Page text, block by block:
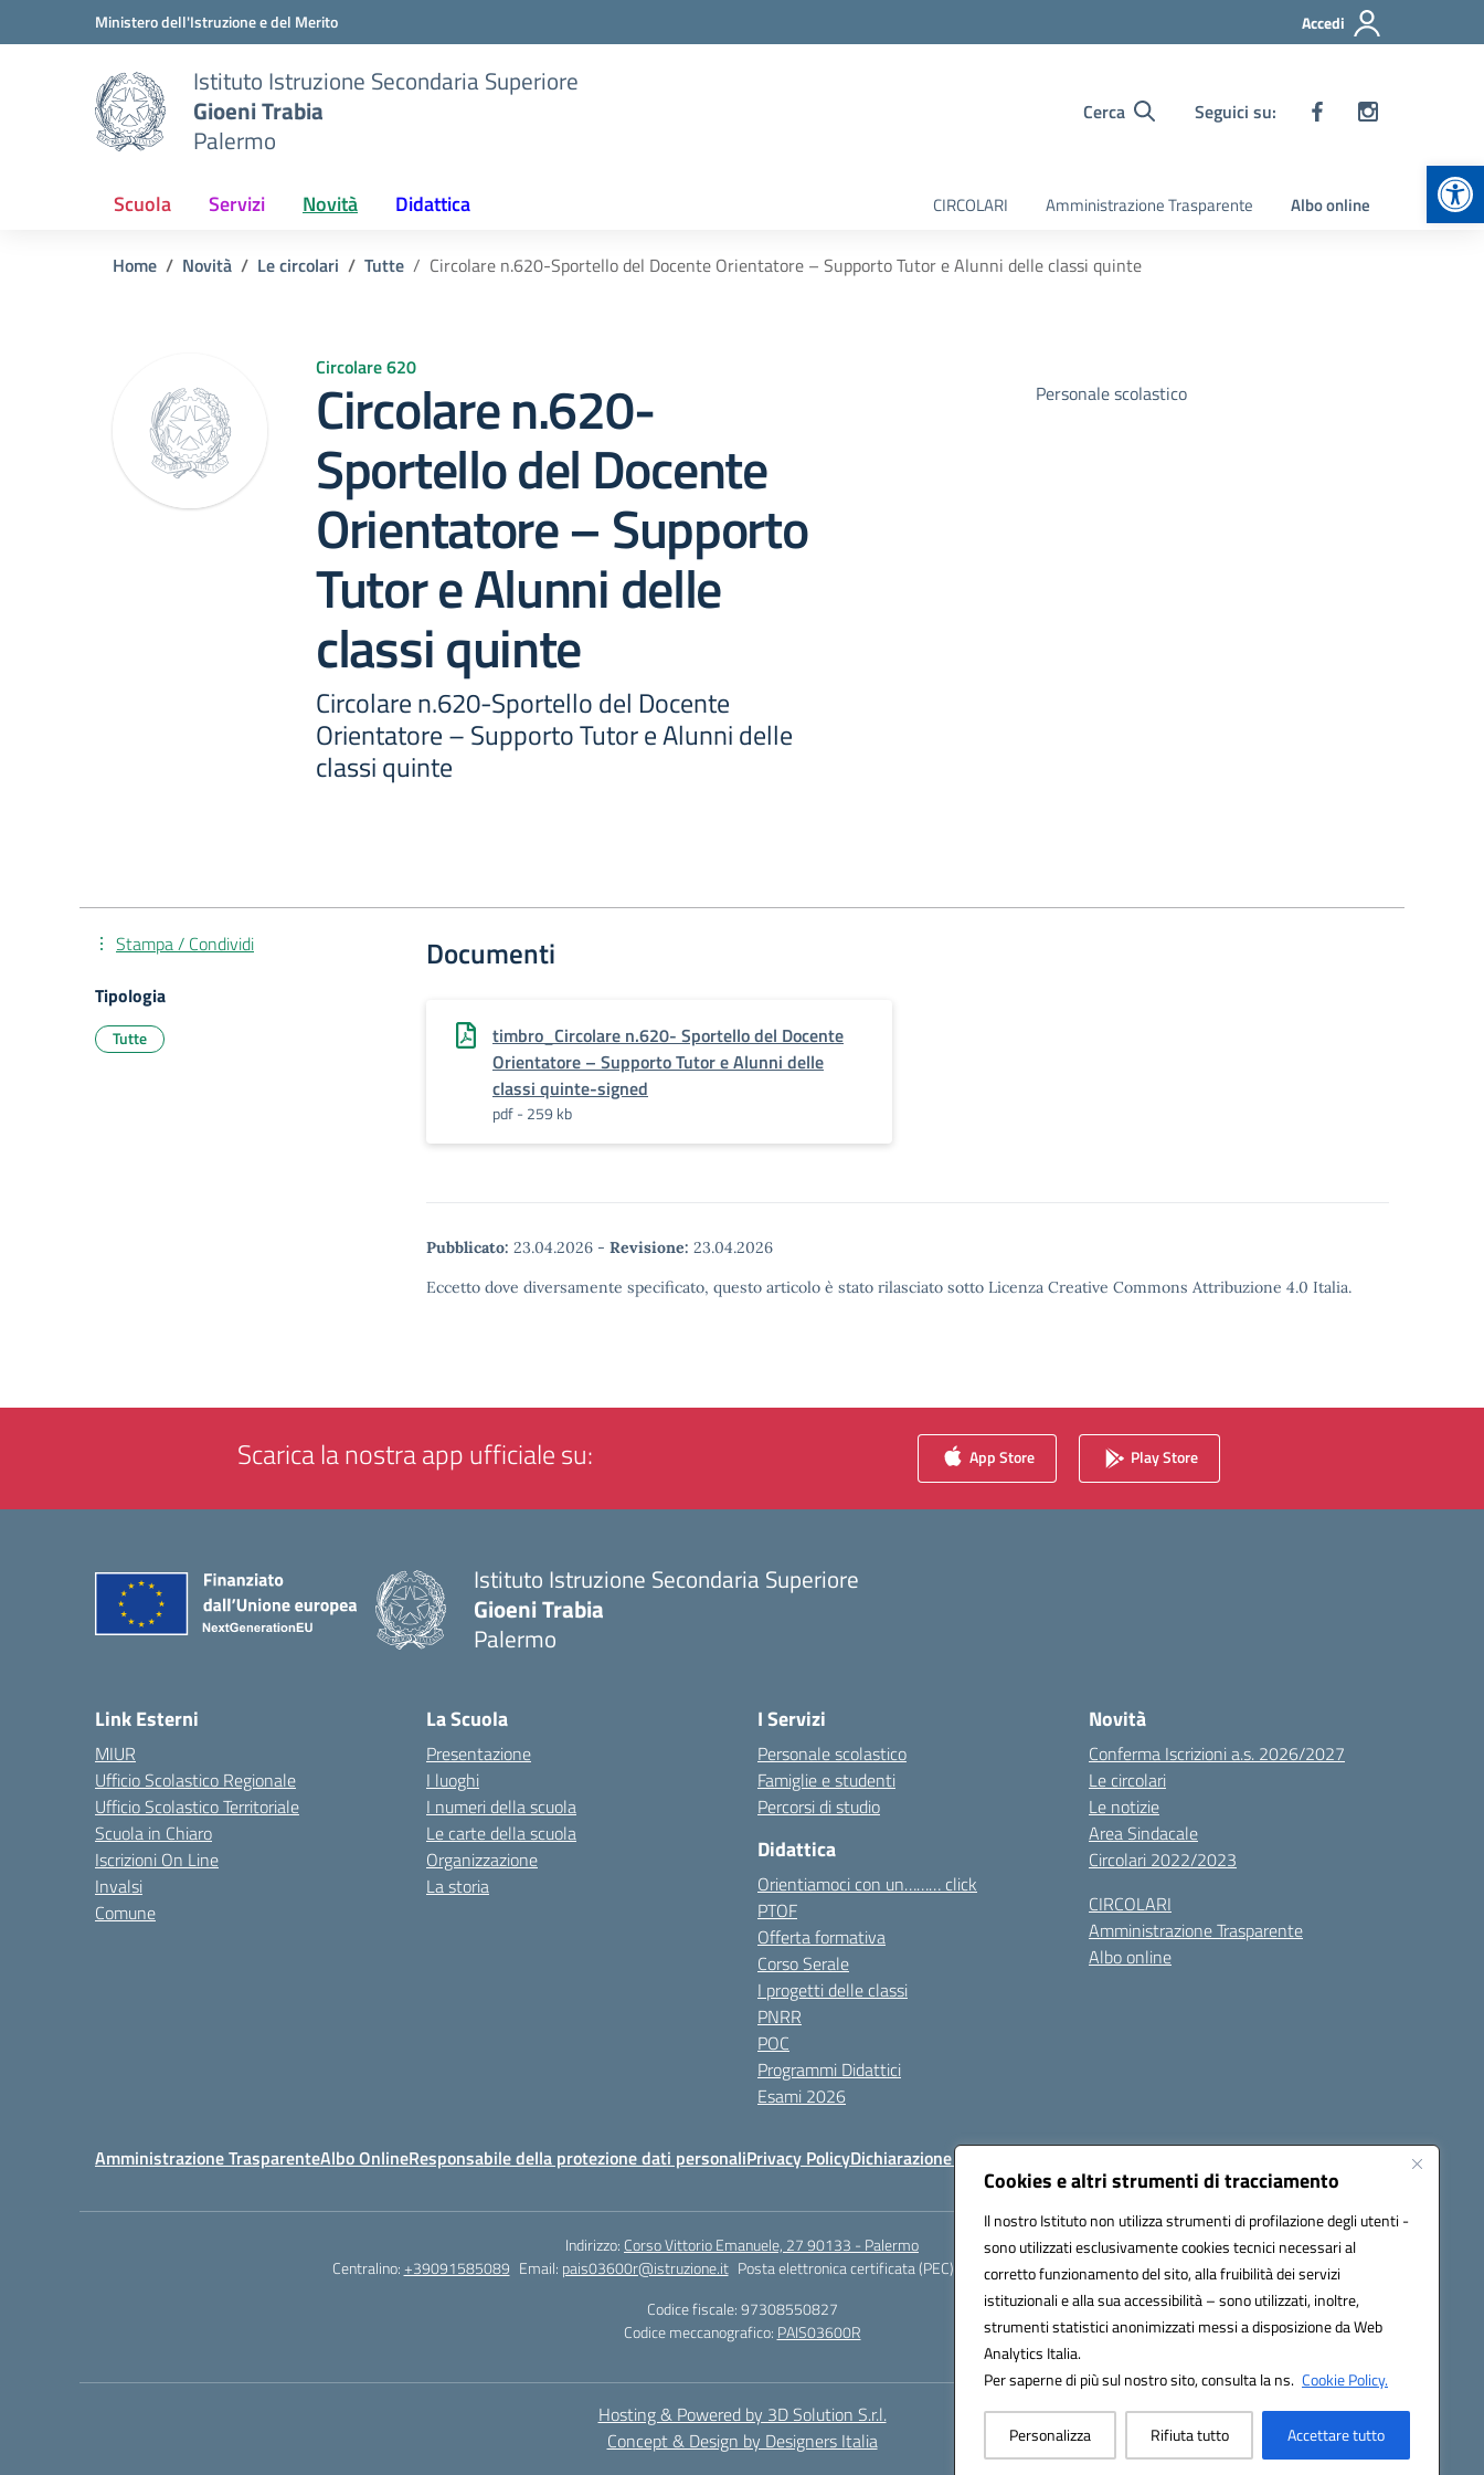
Cookies e altri strumenti di tracciamento
Il nostro Istituto non utilizza strumenti di profilazione degli utenti -
sono utilizzati esclusivamente cookies tecnici necessari al
corretto funzionamento del sito, alla fruibilità dei servizi
istituzionali e alla sua accessibilità – sono utilizzati, inoltre,
strumenti statistici anonimizzati messi a disposizione da Web
Analytics Italia.
Per saperne di più sul nostro sito, consulta la ns. Cookie Policy.
Personalizza Rifiuta tutto Accettare tutto
Vai ai contenuti
Vai al menu di navigazioneMinistero dell'Istruzione e del Merito Accedi
Istituto Istruzione Secondaria Superiore
Gioeni Trabia
Palermo
Cerca Seguici su:
Scuola Servizi Novità Didattica CIRCOLARI Amministrazione Trasparente Albo online
Home Novità Le circolari Tutte Circolare n.620-Sportello del Docente Orientatore – Supporto Tutor e Alunni delle classi quinte
Circolare 620
Circolare n.620-
Sportello del Docente
Orientatore – Supporto
Tutor e Alunni delle
classi quinte
Circolare n.620-Sportello del Docente
Orientatore – Supporto Tutor e Alunni delle
classi quinte
Personale scolastico
Documenti
timbro_Circolare n.620- Sportello del Docente
Orientatore – Supporto Tutor e Alunni delle
classi quinte-signed
pdf - 259 kb
Pubblicato: 23.04.2026 - Revisione: 23.04.2026
Eccetto dove diversamente specificato, questo articolo è stato rilasciato sotto Licenza Creative Commons Attribuzione 4.0 Italia.
Stampa / Condividi
Tipologia
Tutte
Scarica la nostra app ufficiale su: App Store Play Store
Istituto Istruzione Secondaria Superiore
Gioeni Trabia
Palermo
Link Esterni
MIUR
Ufficio Scolastico Regionale
Ufficio Scolastico Territoriale
Scuola in Chiaro
Iscrizioni On Line
Invalsi
Comune
La Scuola
Presentazione
I luoghi
I numeri della scuola
Le carte della scuola
Organizzazione
La storia
I Servizi
Personale scolastico
Famiglie e studenti
Percorsi di studio
Didattica
Orientiamoci con un……… click
PTOF
Offerta formativa
Corso Serale
I progetti delle classi
PNRR
POC
Programmi Didattici
Esami 2026
Novità
Conferma Iscrizioni a.s. 2026/2027
Le circolari
Le notizie
Area Sindacale
Circolari 2022/2023
CIRCOLARI
Amministrazione Trasparente
Albo online
Amministrazione TrasparenteAlbo OnlineResponsabile della protezione dati personaliPrivacy PolicyDichiarazione di accessibilità Seguici su:
Indirizzo: Corso Vittorio Emanuele, 27 90133 - Palermo
Centralino:+39091585089 Email: pais03600r@istruzione.it Posta elettronica certificata (PEC):
pais03600r@pec.istruzione.it
Codice fiscale: 97308550827
Codice meccanografico: PAIS03600R
Hosting & Powered by 3D Solution S.r.l.
Concept & Design by Designers Italia